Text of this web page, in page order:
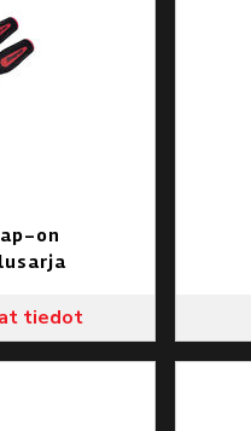
on
tiedot